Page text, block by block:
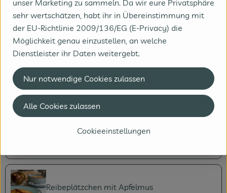
Kohlrabi Salat
Möhren Ingwer Aufstrich
Möhren Spaghetti mit Rucola Pesto
Reibeplätzchen mit Apfelmus
unser Marketing zu sammeln. Da wir eure Privatsphäre
sehr wertschätzen, habt ihr in Übereinstimmung mit
der EU-Richtlinie 2009/136/EG (E-Privacy) die
Möglichkeit genau einzustellen, an welche
Dienstleister ihr Daten weitergebt.
Cookieeinstellungen
Nur notwendige Cookies zulassen
Alle Cookies zulassen